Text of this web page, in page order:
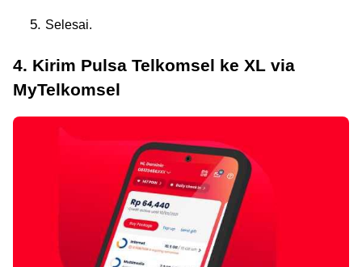
Selesai.
4. Kirim Pulsa Telkomsel ke XL via
MyTelkomsel